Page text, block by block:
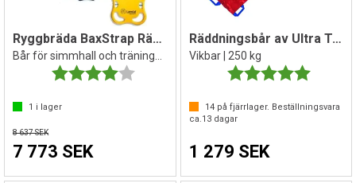
Ryggbräda BaxStrap Räddningsbår
Betyg:
4.0 utav 5 stjärnor
1 i lager
8 637 SEK
7 773 SEK
Räddningsbår av Ultra Tex 200x70 cm
Vikbar | 250 kg
Betyg:
14på fjärrlager. Beställningsvara
ca.13dagar
1 279 SEK